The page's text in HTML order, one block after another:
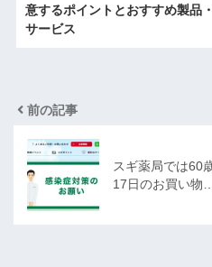
意するポイントとおすすめ製品・
サービス
前の記事
スギ薬局では60
17日のお買い物…